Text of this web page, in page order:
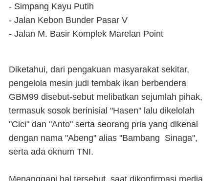
- Simpang Kayu Putih
- Jalan Kebon Bunder Pasar V
- Jalan M. Basir Komplek Marelan Point
Diketahui, dari pengakuan masyarakat sekitar,
pengelola mesin judi tembak ikan berbendera
GBM99 disebut-sebut melibatkan sejumlah pihak,
termasuk sosok berinisial "Hasen" lalu dikelolah
"Cici" dan "Anto" serta seorang pria yang dikenal
dengan nama "Abeng" alias "Bambang Sinaga",
serta ada oknum TNI.
Menanggapi hal tersebut, saat dikonfirmasi media